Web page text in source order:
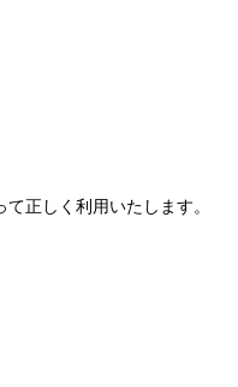
正しく利用いたします。